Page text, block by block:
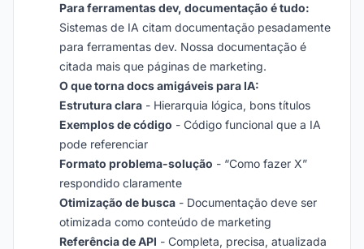
Para ferramentas dev, documentação é tudo:
Sistemas de IA citam documentação pesadamente
para ferramentas dev. Nossa documentação é
citada mais que páginas de marketing.
O que torna docs amigáveis para IA:
Estrutura clara - Hierarquia lógica, bons títulos
Exemplos de código - Código funcional que a IA
pode referenciar
Formato problema-solução - “Como fazer X”
respondido claramente
Otimização de busca - Documentação deve ser
otimizada como conteúdo de marketing
Referência de API - Completa, precisa, atualizada